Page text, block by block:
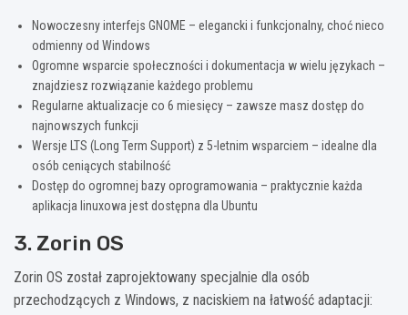
Nowoczesny interfejs GNOME – elegancki i funkcjonalny, choć nieco
odmienny od Windows
Ogromne wsparcie społeczności i dokumentacja w wielu językach –
znajdziesz rozwiązanie każdego problemu
Regularne aktualizacje co 6 miesięcy – zawsze masz dostęp do
najnowszych funkcji
Wersje LTS (Long Term Support) z 5-letnim wsparciem – idealne dla
osób ceniących stabilność
Dostęp do ogromnej bazy oprogramowania – praktycznie każda
aplikacja linuxowa jest dostępna dla Ubuntu
3. Zorin OS
Zorin OS został zaprojektowany specjalnie dla osób
przechodzących z Windows, z naciskiem na łatwość adaptacji: